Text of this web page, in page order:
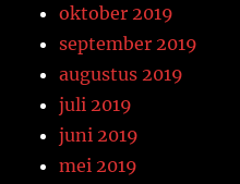
oktober 2019
september 2019
augustus 2019
juli 2019
juni 2019
mei 2019